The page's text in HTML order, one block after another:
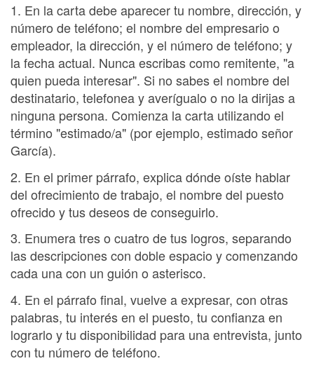
1. En la carta debe aparecer tu nombre, dirección, y
número de teléfono; el nombre del empresario o
empleador, la dirección, y el número de teléfono; y
la fecha actual. Nunca escribas como remitente, "a
quien pueda interesar". Si no sabes el nombre del
destinatario, telefonea y averígualo o no la dirijas a
ninguna persona. Comienza la carta utilizando el
término "estimado/a" (por ejemplo, estimado señor
García).
2. En el primer párrafo, explica dónde oíste hablar
del ofrecimiento de trabajo, el nombre del puesto
ofrecido y tus deseos de conseguirlo.
3. Enumera tres o cuatro de tus logros, separando
las descripciones con doble espacio y comenzando
cada una con un guión o asterisco.
4. En el párrafo final, vuelve a expresar, con otras
palabras, tu interés en el puesto, tu confianza en
lograrlo y tu disponibilidad para una entrevista, junto
con tu número de teléfono.